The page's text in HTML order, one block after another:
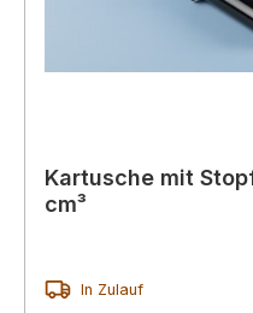
Kartusche mit
cm³
In Zulauf